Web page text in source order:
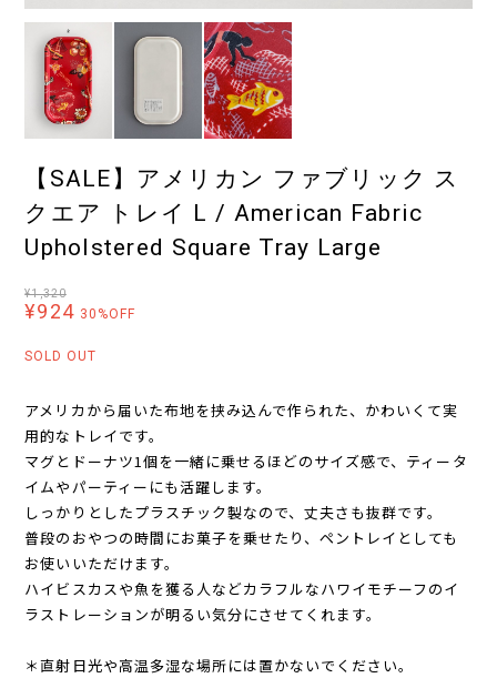
【SALE】アメリカン ファブリック ス
クエア トレイ L / American Fabric
Upholstered Square Tray Large
¥1,320
¥924 30%OFF
SOLD OUT
アメリカから届いた布地を挟み込んで作られた、かわいくて実
用的なトレイです。
マグとドーナツ1個を一緒に乗せるほどのサイズ感で、ティータ
イムやパーティーにも活躍します。
しっかりとしたプラスチック製なので、丈夫さも抜群です。
普段のおやつの時間にお菓子を乗せたり、ペントレイとしても
お使いいただけます。
ハイビスカスや魚を獲る人などカラフルなハワイモチーフのイ
ラストレーションが明るい気分にさせてくれます。
＊直射日光や高温多湿な場所には置かないでください。